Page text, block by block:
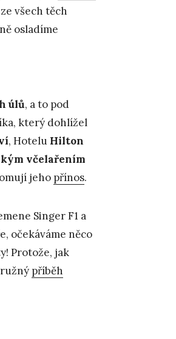
všech těch
osladíme
úlů, a to pod
který dohlížel
, Hotelu Hilton
včelařením
jeho přínos.
Singer F1 a
očekáváme něco
Protože, jak
příběh